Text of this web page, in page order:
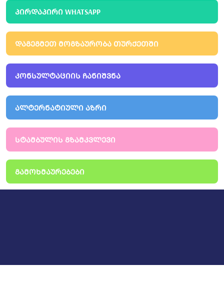
ᲞᲘᲠᲓᲐᲞᲘᲠᲘ WHATSAPP
ᲓᲐᲒᲔᲒᲛᲔᲗ ᲛᲝᲒᲖᲐᲣᲠᲝᲑᲐ ᲗᲣᲠᲥᲔᲗᲨᲘ
ᲙᲝᲜᲡᲣᲚᲢᲐᲪᲘᲘᲡ ᲩᲐᲜᲘᲨᲕᲜᲐ
ᲐᲚᲢᲔᲠᲜᲐᲢᲘᲣᲚᲘ ᲐᲖᲠᲘ
ᲡᲢᲐᲛᲑᲣᲚᲘᲡ ᲒᲖᲐᲛᲙᲕᲚᲔᲕᲘ
ᲒᲐᲛᲝᲮᲛᲐᲣᲠᲔᲑᲔᲑᲘ